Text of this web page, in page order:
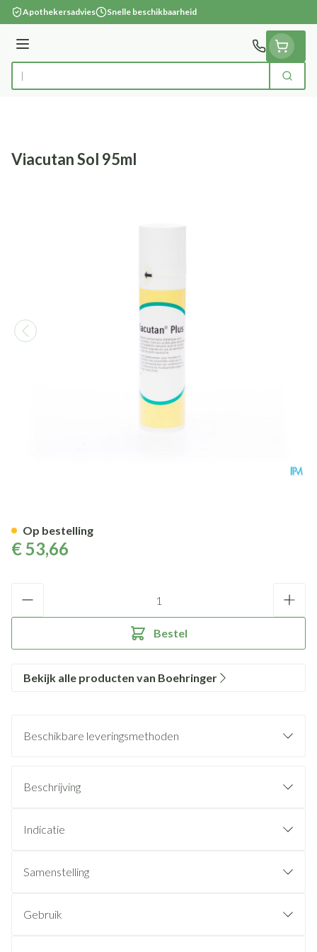
Ga naar de inhoud
Apothekersadvies Snelle beschikbaarheid
Menu
Product, merk, categorie... Zoek
Viacutan Sol 95ml
€ 53,66
Bestel
Op bestelling
Bekijk alle producten van Boehringer
Beschikbare leveringsmethoden
Beschrijving
Indicatie
Samenstelling
Gebruik